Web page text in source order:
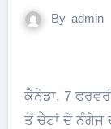
By admin
ਕੈਨੇਡਾ, 7 ਫਰਵਰੀ 2024 (ਸਤਪਾਲ ਸਿੰਘ ਜੌਹਲ)-ਇੰਟਰਨੈੱਟ, ਫੋਨ
ਤੋਂ ਚੈਟਾਂ ਦੇ ਨੰਗੇਜ